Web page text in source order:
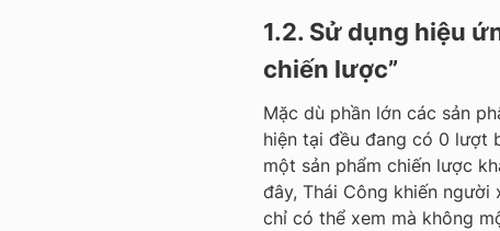
1.2. Sử dụng hiệu
chiến lược”
Mặc dù phần lớn các sản
hiện tại đều đang có 0 lượt
một sản phẩm chiến lược
đây, Thái Công khiến người
chỉ có thể xem mà không